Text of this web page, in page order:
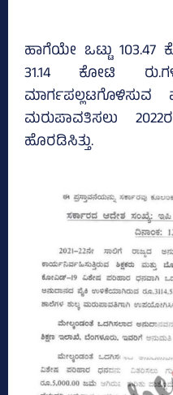
ಹಾಗೆಯೇ ಒಟ್ಟು
31.14 ಕೋಟಿ
ಮರುಪಾವತಿಸಲು
ಹೊರಡಿಸಿತ್ತು.